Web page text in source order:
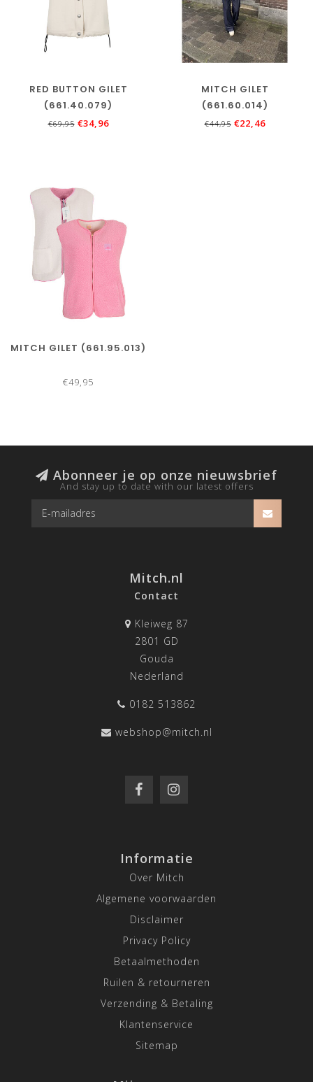
RED BUTTON GILET
(661.40.079)
€69,95 €34,96
MITCH GILET
(661.60.014)
€44,95 €22,46
MITCH GILET (661.95.013)
€49,95
Abonneer je op onze nieuwsbrief
And stay up to date with our latest offers
Mitch.nl
Contact
Kleiweg 87
2801 GD
Gouda
Nederland
0182 513862
webshop@mitch.nl
Informatie
Over Mitch
Algemene voorwaarden
Disclaimer
Privacy Policy
Betaalmethoden
Ruilen & retourneren
Verzending & Betaling
Klantenservice
Sitemap